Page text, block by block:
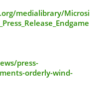
medialibrary/Microsi
press-
orderly-wind-